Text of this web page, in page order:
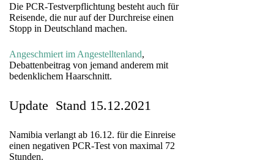
Die PCR-Testverpflichtung besteht auch für
Reisende, die nur auf der Durchreise einen
Stopp in Deutschland machen.
Angeschmiert im Angestelltenland,
Debattenbeitrag von jemand anderem mit
bedenklichem Haarschnitt.
Update Stand 15.12.2021
Namibia verlangt ab 16.12. für die Einreise
einen negativen PCR-Test von maximal 72
Stunden.